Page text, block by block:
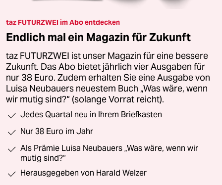
taz FUTURZWEI im Abo entdecken
Endlich mal ein Magazin für Zukunft
taz FUTURZWEI ist unser Magazin für eine bessere
Zukunft. Das Abo bietet jährlich vier Ausgaben für
nur 38 Euro. Zudem erhalten Sie eine Ausgabe von
Luisa Neubauers neuestem Buch „Was wäre, wenn
wir mutig sind?“ (solange Vorrat reicht).
Jedes Quartal neu in Ihrem Briefkasten
Nur 38 Euro im Jahr
Als Prämie Luisa Neubauers „Was wäre, wenn wir
mutig sind?“
Herausgegeben von Harald Welzer